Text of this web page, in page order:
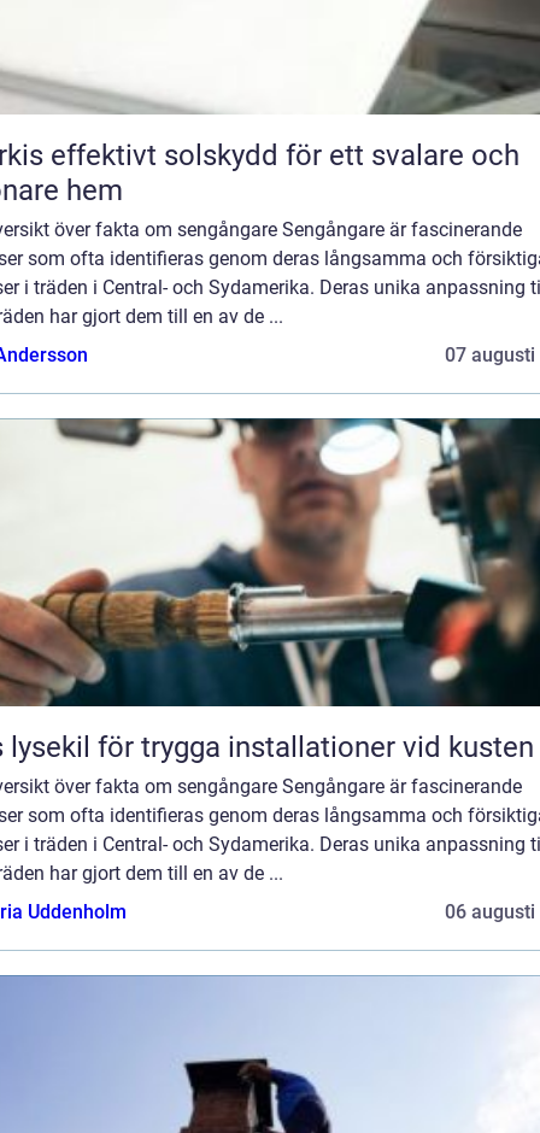
för ett svalare och
hem
över fakta om sengångare Sengångare är fascinerande
som ofta identifieras genom deras långsamma och
i träden i Central- och Sydamerika. Deras unika anpassning
har gjort dem till en av de ...
07 augusti
lysekil för trygga installationer vid kusten
över fakta om sengångare Sengångare är fascinerande
som ofta identifieras genom deras långsamma och
i träden i Central- och Sydamerika. Deras unika anpassning
har gjort dem till en av de ...
Uddenholm
06 augusti